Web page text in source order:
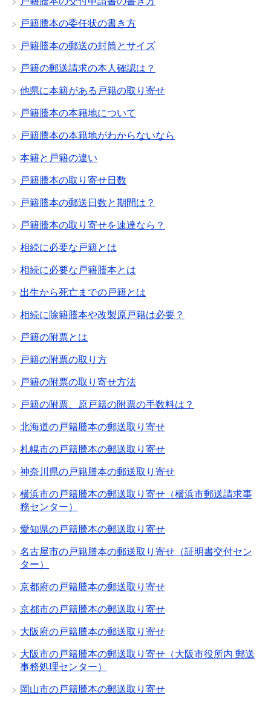
戸籍謄本の委任状の書き方
戸籍謄本の郵送の封筒とサイズ
戸籍の郵送請求の本人確認は？
他県に本籍がある戸籍の取り寄せ
戸籍謄本の本籍地について
戸籍謄本の本籍地がわからないなら
本籍と戸籍の違い
戸籍謄本の取り寄せ日数
戸籍謄本の郵送日数と期間は？
戸籍謄本の取り寄せを速達なら？
相続に必要な戸籍とは
相続に必要な戸籍謄本とは
出生から死亡までの戸籍とは
相続に除籍謄本や改製原戸籍は必要？
戸籍の附票とは
戸籍の附票の取り方
戸籍の附票の取り寄せ方法
戸籍の附票、原戸籍の附票の手数料は？
北海道の戸籍謄本の郵送取り寄せ
札幌市の戸籍謄本の郵送取り寄せ
神奈川県の戸籍謄本の郵送取り寄せ
横浜市の戸籍謄本の郵送取り寄せ（横浜市郵送請求事
務センター）
愛知県の戸籍謄本の郵送取り寄せ
名古屋市の戸籍謄本の郵送取り寄せ（証明書交付セン
ター）
京都府の戸籍謄本の郵送取り寄せ
京都市の戸籍謄本の郵送取り寄せ
大阪府の戸籍謄本の郵送取り寄せ
大阪市の戸籍謄本の郵送取り寄せ（大阪市役所内 郵送
事務処理センター）
岡山市の戸籍謄本の郵送取り寄せ